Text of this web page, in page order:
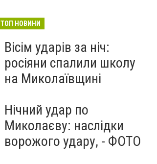
Миколаєві 2026: шукаємо
перезавантаження
ПАРТНЕРСЬКИЙ СПЕЦПРОЄКТ
Вчора
ТОП НОВИНИ
Вісім ударів за ніч:
росіяни спалили школу
на Миколаївщині
Нічний удар по
Миколаєву: наслідки
ворожого удару, - ФОТО